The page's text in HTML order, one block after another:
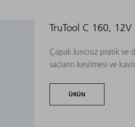
TruTool C 160, 12V
Çapak kırıcısız pratik
sacların kesilmesi ve
ÜRÜN